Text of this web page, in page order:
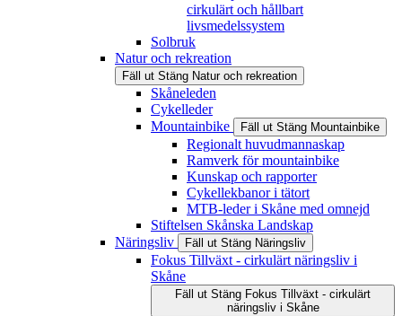
cirkulärt och hållbart
livsmedelssystem
Solbruk
Natur och rekreation
Fäll ut Stäng Natur och rekreation
Skåneleden
Cykelleder
Mountainbike
Fäll ut Stäng Mountainbike
Regionalt huvudmannaskap
Ramverk för mountainbike
Kunskap och rapporter
Cykellekbanor i tätort
MTB-leder i Skåne med omnejd
Stiftelsen Skånska Landskap
Näringsliv
Fäll ut Stäng Näringsliv
Fokus Tillväxt - cirkulärt näringsliv i
Skåne
Fäll ut Stäng Fokus Tillväxt - cirkulärt
näringsliv i Skåne